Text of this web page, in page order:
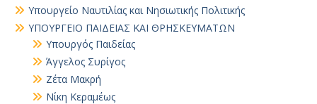
Υπουργείο Ναυτιλίας και Νησιωτικής Πολιτικής
ΥΠΟΥΡΓΕΙΟ ΠΑΙΔΕΙΑΣ ΚΑΙ ΘΡΗΣΚΕΥΜΑΤΩΝ
Yπουργός Παιδείας
Άγγελος Συρίγος
Ζέτα Μακρή
Νίκη Κεραμέως